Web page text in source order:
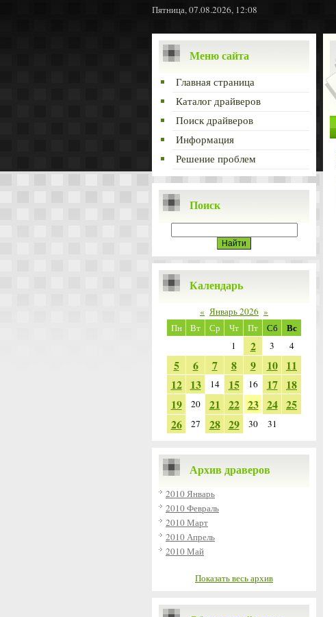
Пятница, 07.08.2026, 12:08
Меню сайта
Главная страница
Каталог драйверов
Поиск драйверов
Информация
Решение проблем
Поиск
Календарь
« Январь 2026 »
Пн
Вт Ср Чт Пт Сб Вс
1 2 3 4
5 6 7 8 9 10 11
12 13 14 15 16 17 18
19
20 21 22 23 24 25
26
27 28 29 30 31
Архив драверов
2010 Январь
2010 Февраль
2010 Март
2010 Апрель
2010 Май
Показать весь архив